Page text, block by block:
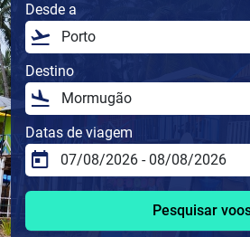
Desde a
Destino
Datas de viagem
Pesquisar